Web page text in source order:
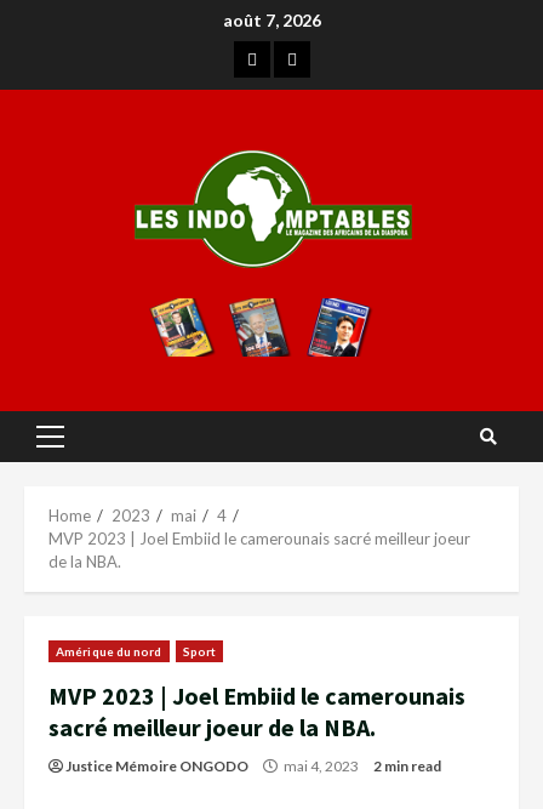
août 7, 2026
Home 2023 mai
4
MVP 2023 | Joel Embiid le camerounais sacré meilleur joeur
de la NBA.
Amérique du nord Sport
MVP 2023 | Joel Embiid le camerounais
sacré meilleur joeur de la NBA.
Justice Mémoire ONGODO mai 4, 2023 2 min read